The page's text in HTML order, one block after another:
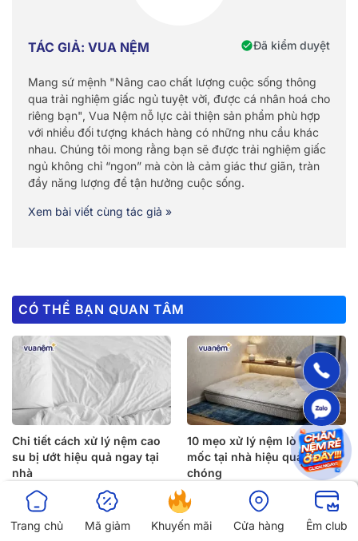
TÁC GIẢ: VUA NỆM Đã kiểm duyệt
Mang sứ mệnh "Nâng cao chất lượng cuộc sống thông
qua trải nghiệm giấc ngủ tuyệt vời, được cá nhân hoá cho
riêng bạn", Vua Nệm nỗ lực cải thiện sản phẩm phù hợp
với nhiều đối tượng khách hàng có những nhu cầu khác
nhau. Chúng tôi mong rằng bạn sẽ được trải nghiệm giấc
ngủ không chỉ “ngon” mà còn là cảm giác thư giãn, tràn
đầy năng lượng để tận hưởng cuộc sống.
Xem bài viết cùng tác giả »
CÓ THỂ BẠN QUAN TÂM
Chi tiết cách xử lý nệm cao
su bị ướt hiệu quả ngay tại
nhà
10 mẹo xử lý nệm lò xo bị
mốc tại nhà hiệu quả nhanh
chóng
Trang chủ Mã giảm Khuyến mãi Cửa hàng Êm club